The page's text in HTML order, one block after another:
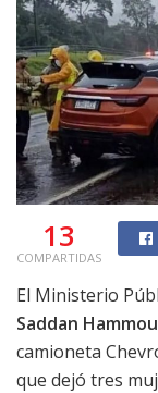
13
COMPARTIDAS
El Ministerio
Saddan
camioneta
que dejó tres